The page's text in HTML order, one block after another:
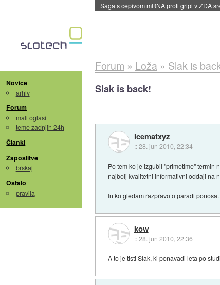
BMW v vozilih začel predvajati reklame::
Novice
arhiv
Forum
mali oglasi
teme zadnjih 24h
Članki
Zaposlitve
brskaj
Ostalo
pravila
Forum » Loža» Slak is
Slak is back!
Icematxyz
::28. jun 2010, 22:34
Po tem ko je izgubil "primetime" termin
najbolj kvalitetni informativni oddaji na
In ko gledam razpravo o paradi
kow
::28. jun 2010, 22:36
A to je tisti Slak, ki ponavadi leta po